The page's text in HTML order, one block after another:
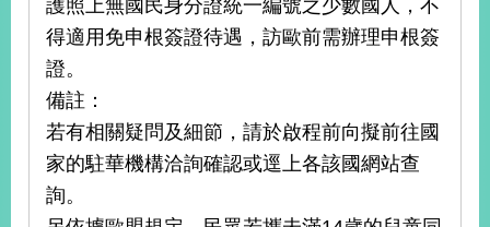
護照上無國民身分證統一編號之少數國人，不
得適用免申根簽證待遇，訪歐前需辦理申根簽
證。
備註：
若有相關疑問及細節，請於啟程前向擬前往國
家的駐華機構洽詢確認或逕上各該國網站查
詢。